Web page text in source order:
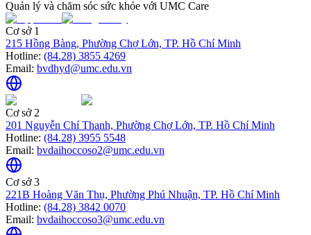
Quản lý và chăm sóc sức khỏe với UMC Care
Cơ sở 1
215 Hồng Bàng, Phường Chợ Lớn, TP. Hồ Chí Minh
Hotline: (84.28) 3855 4269
Email: bvdhyd@umc.edu.vn
Cơ sở 2
201 Nguyễn Chí Thanh, Phường Chợ Lớn, TP. Hồ Chí Minh
Hotline: (84.28) 3955 5548
Email: bvdaihoccoso2@umc.edu.vn
Cơ sở 3
221B Hoàng Văn Thụ, Phường Phú Nhuận, TP. Hồ Chí Minh
Hotline: (84.28) 3842 0070
Email: bvdaihoccoso3@umc.edu.vn